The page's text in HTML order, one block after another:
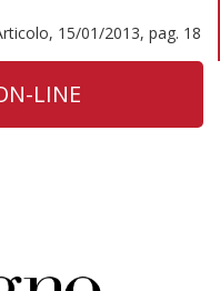
15/01/2013, pag. 18
LINE